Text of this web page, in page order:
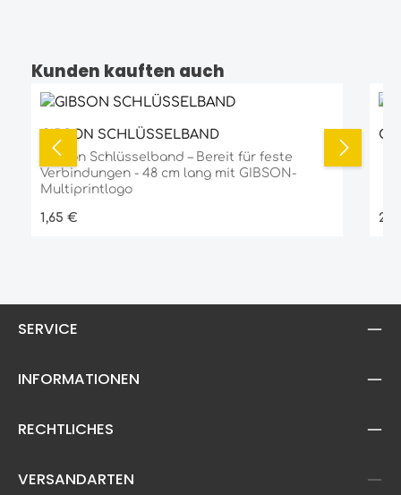
Produktgalerie überspringen
Kunden kauften auch
GIBSON SCHLÜSSELBAND
Gibson Schlüsselband – Bereit für feste
Verbindungen - 48 cm lang mit GIBSON-
Multiprintlogo
Regulärer Preis:
1,65 €
SERVICE
INFORMATIONEN
RECHTLICHES
VERSANDARTEN